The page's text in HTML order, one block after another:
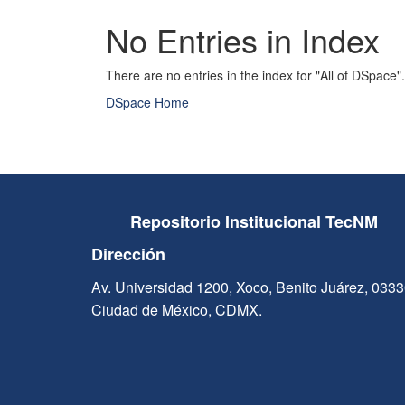
No Entries in Index
There are no entries in the index for "All of DSpace".
DSpace Home
Repositorio Institucional TecNM
Dirección
Av. Universidad 1200, Xoco, Benito Juárez,
Ciudad de México, CDMX.